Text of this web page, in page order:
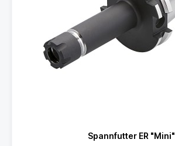
Spannfutter ER "Mini"